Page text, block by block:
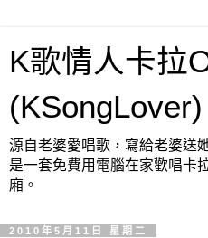
K歌情人卡拉
源自老婆愛唱歌，寫給老婆送
是一套免費用電腦在家歡唱卡
廂。
2010年5月11日 星期二